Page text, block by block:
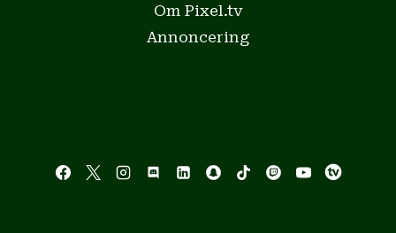
Om Pixel.tv
Annoncering